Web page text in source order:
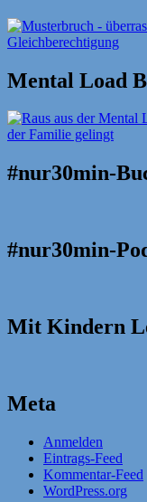
Mental Load
#nur30min-
#nur30min-
Mit Kindern
Meta
Anmelden
Eintrags-Feed
Kommentar-Feed
WordPress.org